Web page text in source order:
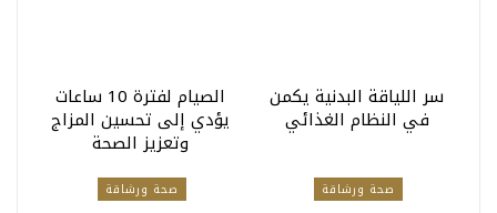
سر اللياقة البدنية يكمن
في النظام الغذائي
الصيام لفترة 10 ساعات
يؤدي إلى تحسين المزاج
وتعزيز الصحة
صحة ورشاقة صحة ورشاقة